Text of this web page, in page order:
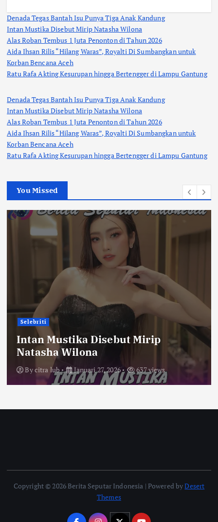
Denada Tegas Bantah Isu Punya Tiga Anak Kandung
Intan Mustika Disebut Mirip Natasha Wilona
Alas Roban Tembus 1 Juta Penonton di Tahun 2026
Aida Ihsan Rilis “Hilang Waras”, Royalti Di Sumbangkan untuk
Korban Bencana Aceh
Ratu Rafa Akting Kesurupan hingga Bertengger di Lampu Gantung
Denada Tegas Bantah Isu Punya Tiga Anak Kandung
Intan Mustika Disebut Mirip Natasha Wilona
Alas Roban Tembus 1 Juta Penonton di Tahun 2026
Aida Ihsan Rilis “Hilang Waras”, Royalti Di Sumbangkan untuk
Korban Bencana Aceh
Ratu Rafa Akting Kesurupan hingga Bertengger di Lampu Gantung
You Missed
Selebriti
Intan Mustika Disebut Mirip
Natasha Wilona
Bycitra lub Januari 27, 2026 637 views
Copyright © 2026 Berita Seputar Indonesia | Powered byDesert
Themes